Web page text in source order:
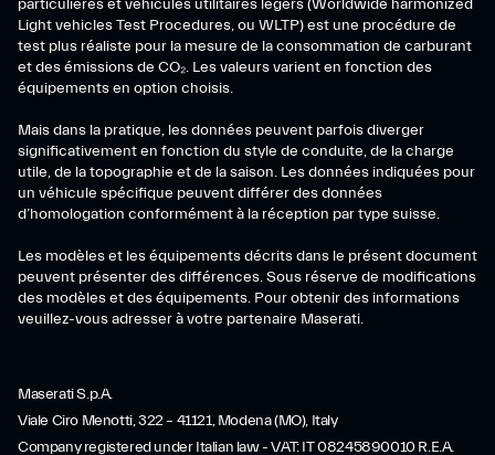
particulières et véhicules utilitaires légers (Worldwide harmonized
Light vehicles Test Procedures, ou WLTP) est une procédure de
test plus réaliste pour la mesure de la consommation de carburant
et des émissions de CO₂. Les valeurs varient en fonction des
équipements en option choisis.
Mais dans la pratique, les données peuvent parfois diverger
significativement en fonction du style de conduite, de la charge
utile, de la topographie et de la saison. Les données indiquées pour
un véhicule spécifique peuvent différer des données
d’homologation conformément à la réception par type suisse.
Les modèles et les équipements décrits dans le présent document
peuvent présenter des différences. Sous réserve de modifications
des modèles et des équipements. Pour obtenir des informations
veuillez-vous adresser à votre partenaire Maserati.
Maserati S.p.A.
Viale Ciro Menotti, 322 – 41121, Modena (MO), Italy
Company registered under Italian law - VAT: IT 08245890010 R.E.A.